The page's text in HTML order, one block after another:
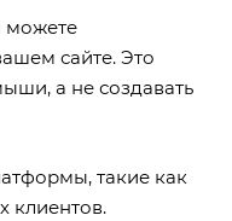
можете
сайте. Это
а не создавать
такие как
клиентов.